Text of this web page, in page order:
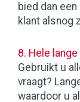
bied dan
klant alsnog
8. Hele
Gebruikt u
vraagt?
waardoor u